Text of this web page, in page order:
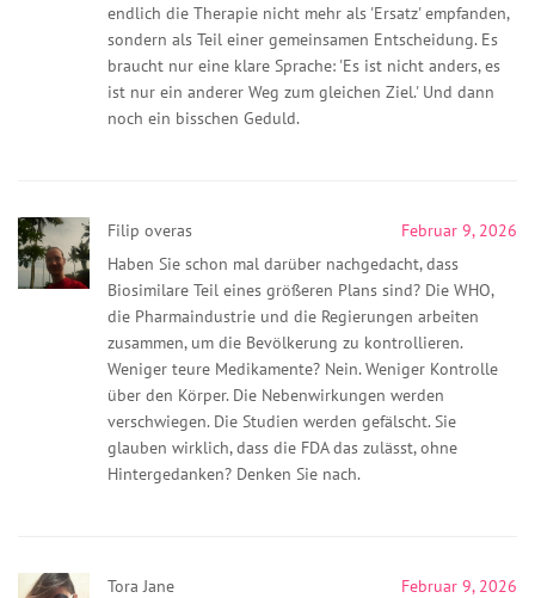
endlich die Therapie nicht mehr als 'Ersatz' empfanden,
sondern als Teil einer gemeinsamen Entscheidung. Es
braucht nur eine klare Sprache: 'Es ist nicht anders, es
ist nur ein anderer Weg zum gleichen Ziel.' Und dann
noch ein bisschen Geduld.
Filip overas
Februar 9, 2026
Haben Sie schon mal darüber nachgedacht, dass
Biosimilare Teil eines größeren Plans sind? Die WHO,
die Pharmaindustrie und die Regierungen arbeiten
zusammen, um die Bevölkerung zu kontrollieren.
Weniger teure Medikamente? Nein. Weniger Kontrolle
über den Körper. Die Nebenwirkungen werden
verschwiegen. Die Studien werden gefälscht. Sie
glauben wirklich, dass die FDA das zulässt, ohne
Hintergedanken? Denken Sie nach.
Tora Jane
Februar 9, 2026